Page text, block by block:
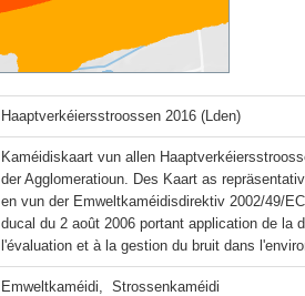
Haaptverkéiersstroossen 2016 (Lden)
Kaméidiskaart vun allen
der Agglomeratioun. Des Kaart as
en vun der Emweltkaméidisdirektiv 2002/49/
ducal du 2 août 2006 portant application de la
l'évaluation et à la gestion du bruit dans
Emweltkaméidi,  Strossenkaméidi